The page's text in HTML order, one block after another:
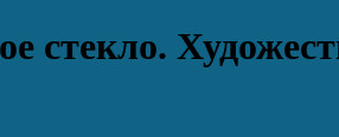
стекло.